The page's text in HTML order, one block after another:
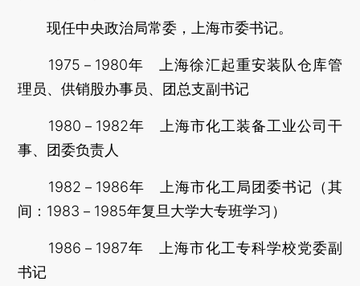
现任中央政治局常委，上海市委书记。
1975－1980年 上海徐汇起重安装队仓库管
理员、供销股办事员、团总支副书记
1980－1982年 上海市化工装备工业公司干
事、团委负责人
1982－1986年 上海市化工局团委书记（其
间：1983－1985年复旦大学大专班学习）
1986－1987年 上海市化工专科学校党委副
书记